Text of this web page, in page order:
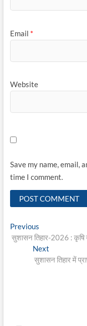
Email *
Website
Save my name, email,
time I comment.
Post
navigation
PreviousPrevious
post:
सुशासन तिहार-2026 : कृषि
Next
post:
सुशासन तिहार में